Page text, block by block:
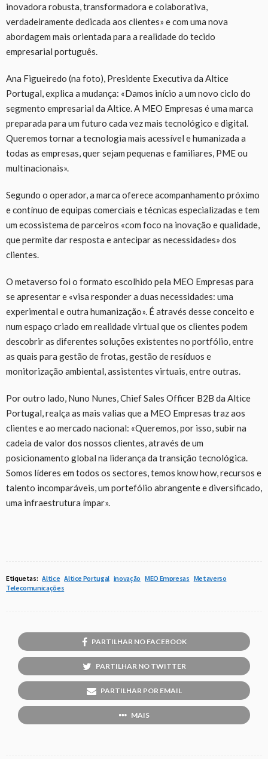
inovadora robusta, transformadora e colaborativa,
verdadeiramente dedicada aos clientes» e com uma nova
abordagem mais orientada para a realidade do tecido
empresarial português.
Ana Figueiredo (na foto), Presidente Executiva da Altice
Portugal, explica a mudança: «Damos início a um novo ciclo do
segmento empresarial da Altice. A MEO Empresas é uma marca
preparada para um futuro cada vez mais tecnológico e digital.
Queremos tornar a tecnologia mais acessível e humanizada a
todas as empresas, quer sejam pequenas e familiares, PME ou
multinacionais».
Segundo o operador, a marca oferece acompanhamento próximo
e contínuo de equipas comerciais e técnicas especializadas e tem
um ecossistema de parceiros «com foco na inovação e qualidade,
que permite dar resposta e antecipar as necessidades» dos
clientes.
O metaverso foi o formato escolhido pela MEO Empresas para
se apresentar e «visa responder a duas necessidades: uma
experimental e outra humanização». É através desse conceito e
num espaço criado em realidade virtual que os clientes podem
descobrir as diferentes soluções existentes no portfólio, entre
as quais para gestão de frotas, gestão de resíduos e
monitorização ambiental, assistentes virtuais, entre outras.
Por outro lado, Nuno Nunes, Chief Sales Officer B2B da Altice
Portugal, realça as mais valias que a MEO Empresas traz aos
clientes e ao mercado nacional: «Queremos, por isso, subir na
cadeia de valor dos nossos clientes, através de um
posicionamento global na liderança da transição tecnológica.
Somos líderes em todos os sectores, temos know how, recursos e
talento incomparáveis, um portefólio abrangente e diversificado,
uma infraestrutura ímpar».
Etiquetas: Altice Altice Portugal inovação MEO Empresas Metaverso
Telecomunicações
PARTILHAR NO FACEBOOK
PARTILHAR NO TWITTER
PARTILHAR POR EMAIL
MAIS